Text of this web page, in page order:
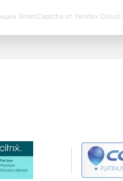
SmartCaptcha от Yandex Cloud -